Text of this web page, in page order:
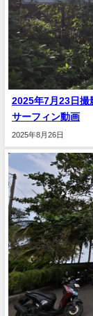
2025年7月23日撮
サーフィン動画
2025年8月26日